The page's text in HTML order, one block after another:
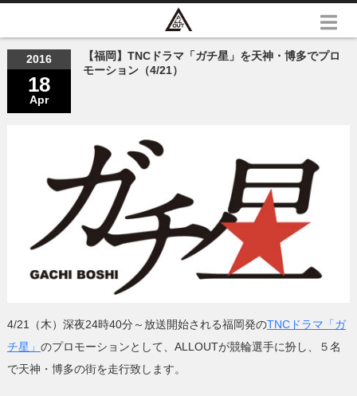
2016
18
Apr
【福岡】TNCドラマ「ガチ星」を天神・博多でプロ
モーション（4/21）
4/21（木）深夜24時40分～放送開始される福岡発のTNCドラマ「ガ
チ星」 のプロモーションとして、ALLOUTが競輪選手に扮し、５名
で天神・博多の街を走行致します。